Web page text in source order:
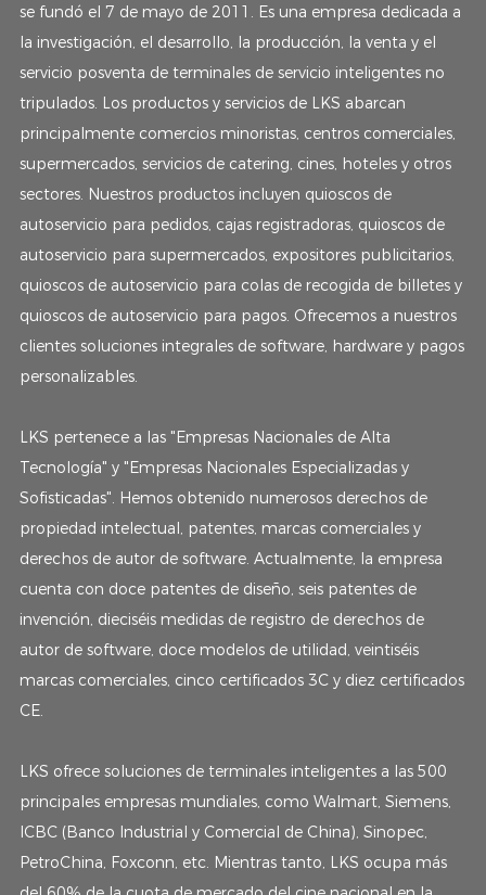
se fundó el 7 de mayo de 2011. Es una empresa dedicada a
la investigación, el desarrollo, la producción, la venta y el
servicio posventa de terminales de servicio inteligentes no
tripulados. Los productos y servicios de LKS abarcan
principalmente comercios minoristas, centros comerciales,
supermercados, servicios de catering, cines, hoteles y otros
sectores. Nuestros productos incluyen quioscos de
autoservicio para pedidos, cajas registradoras, quioscos de
autoservicio para supermercados, expositores publicitarios,
quioscos de autoservicio para colas de recogida de billetes y
quioscos de autoservicio para pagos. Ofrecemos a nuestros
clientes soluciones integrales de software, hardware y pagos
personalizables.
LKS pertenece a las "Empresas Nacionales de Alta
Tecnología" y "Empresas Nacionales Especializadas y
Sofisticadas". Hemos obtenido numerosos derechos de
propiedad intelectual, patentes, marcas comerciales y
derechos de autor de software. Actualmente, la empresa
cuenta con doce patentes de diseño, seis patentes de
invención, dieciséis medidas de registro de derechos de
autor de software, doce modelos de utilidad, veintiséis
marcas comerciales, cinco certificados 3C y diez certificados
CE.
LKS ofrece soluciones de terminales inteligentes a las 500
principales empresas mundiales, como Walmart, Siemens,
ICBC (Banco Industrial y Comercial de China), Sinopec,
PetroChina, Foxconn, etc. Mientras tanto, LKS ocupa más